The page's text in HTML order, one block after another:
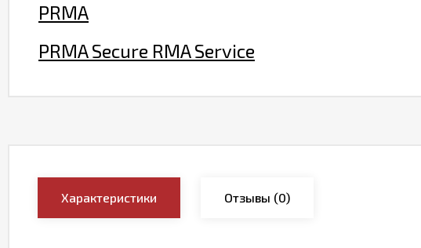
PRMA
PRMA Secure RMA Service
Характеристики Отзывы (0)